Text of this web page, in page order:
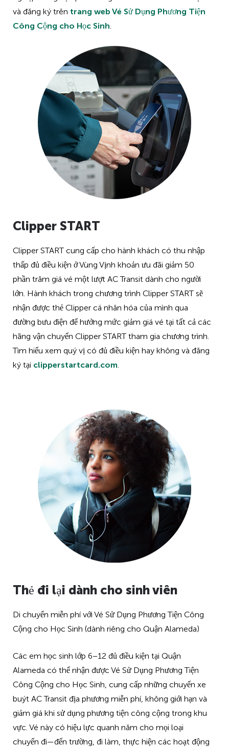
và đăng ký trên trang web Vé Sử Dụng Phương Tiện
Công Cộng cho Học Sinh.
Clipper START
Clipper START cung cấp cho hành khách có thu nhập
thấp đủ điều kiện ở Vùng Vịnh khoản ưu đãi giảm 50
phần trăm giá vé một lượt AC Transit dành cho người
lớn. Hành khách trong chương trình Clipper START sẽ
nhận được thẻ Clipper cá nhân hóa của mình qua
đường bưu điện để hưởng mức giảm giá vé tại tất cả các
hãng vận chuyển Clipper START tham gia chương trình.
Tìm hiểu xem quý vị có đủ điều kiện hay không và đăng
ký tại clipperstartcard.com.
Thẻ đi lại dành cho sinh viên
Di chuyển miễn phí với Vé Sử Dụng Phương Tiện Công
Cộng cho Học Sinh (dành riêng cho Quận Alameda)
Các em học sinh lớp 6–12 đủ điều kiện tại Quận
Alameda có thể nhận được Vé Sử Dụng Phương Tiện
Công Cộng cho Học Sinh, cung cấp những chuyến xe
buýt AC Transit địa phương miễn phí, không giới hạn và
giảm giá khi sử dụng phương tiện công cộng trong khu
vực. Vé này có hiệu lực quanh năm cho mọi loại
chuyến đi—đến trường, đi làm, thực hiện các hoạt động